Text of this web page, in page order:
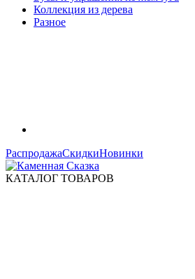
Коллекция из дерева
Разное
РаспродажаСкидкиНовинки
КАТАЛОГ ТОВАРОВ